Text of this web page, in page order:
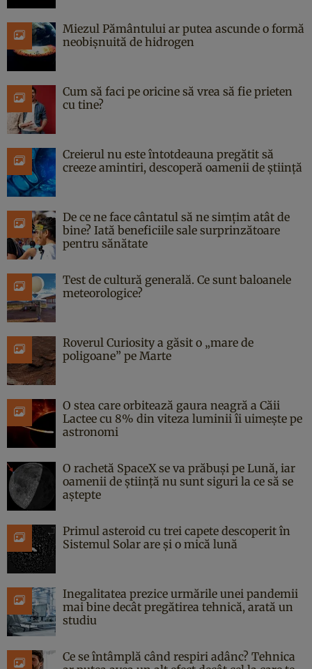
Miezul Pământului ar putea ascunde o formă
neobișnuită de hidrogen
Cum să faci pe oricine să vrea să fie prieten
cu tine?
Creierul nu este întotdeauna pregătit să
creeze amintiri, descoperă oamenii de știință
De ce ne face cântatul să ne simțim atât de
bine? Iată beneficiile sale surprinzătoare
pentru sănătate
Test de cultură generală. Ce sunt baloanele
meteorologice?
Roverul Curiosity a găsit o „mare de
poligoane” pe Marte
O stea care orbitează gaura neagră a Căii
Lactee cu 8% din viteza luminii îi uimește pe
astronomi
O rachetă SpaceX se va prăbuși pe Lună, iar
oamenii de știință nu sunt siguri la ce să se
aștepte
Primul asteroid cu trei capete descoperit în
Sistemul Solar are și o mică lună
Inegalitatea prezice urmările unei pandemii
mai bine decât pregătirea tehnică, arată un
studiu
Ce se întâmplă când respiri adânc? Tehnica